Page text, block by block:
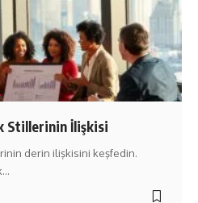
Stillerinin İlişkisi
derin ilişkisini keşfedin.